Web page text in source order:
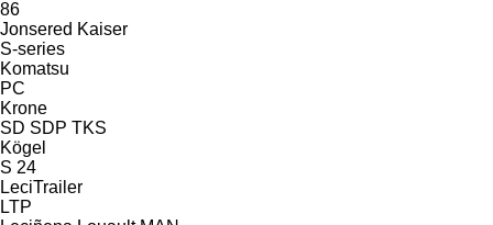
86
Jonsered Kaiser
S-series
Komatsu
PC
Krone
SD SDP TKS
Kögel
S 24
LeciTrailer
LTP